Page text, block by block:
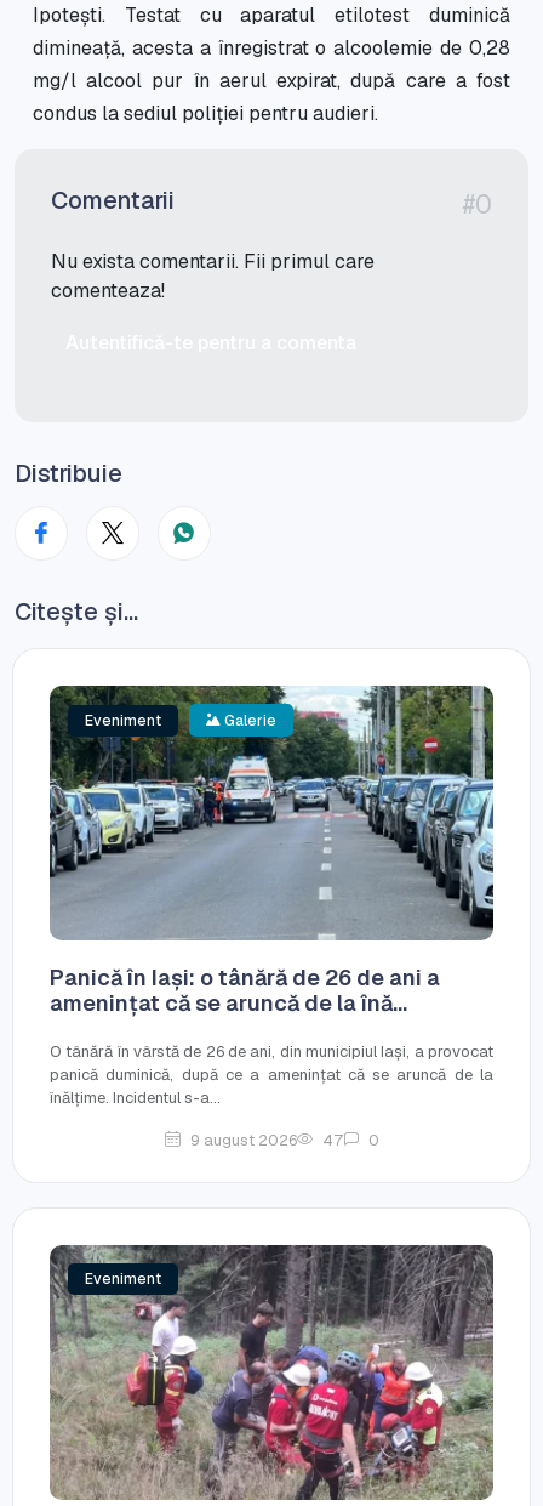
Ipotești. Testat cu aparatul etilotest duminică
dimineață, acesta a înregistrat o alcoolemie de 0,28
mg/l alcool pur în aerul expirat, după care a fost
condus la sediul poliției pentru audieri.
Comentarii #0
Nu exista comentarii. Fii primul care
comenteaza!
Distribuie
Citește și...
Eveniment Galerie
Panică în Iași: o tânără de 26 de ani a
amenințat că se aruncă de la înă...
O tânără în vârstă de 26 de ani, din municipiul Iași, a provocat
panică duminică, după ce a amenințat că se aruncă de la
înălțime. Incidentul s-a...
9 august 2026 47 0
Eveniment